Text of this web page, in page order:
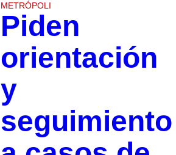
METRÓPOLI
Piden
orientación
y
seguimiento